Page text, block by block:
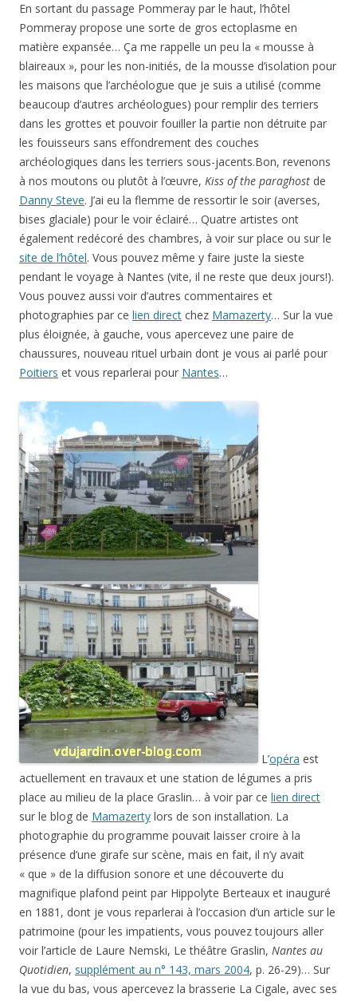
En sortant du passage Pommeray par le haut, l’hôtel
Pommeray propose une sorte de gros ectoplasme en
matière expansée… Ça me rappelle un peu la « mousse à
blaireaux », pour les non-initiés, de la mousse d’isolation pour
les maisons que l’archéologue que je suis a utilisé (comme
beaucoup d’autres archéologues) pour remplir des terriers
dans les grottes et pouvoir fouiller la partie non détruite par
les fouisseurs sans effondrement des couches
archéologiques dans les terriers sous-jacents.Bon, revenons
à nos moutons ou plutôt à l’œuvre, Kiss of the paraghost de
Danny Steve. J’ai eu la flemme de ressortir le soir (averses,
bises glaciale) pour le voir éclairé… Quatre artistes ont
également redécoré des chambres, à voir sur place ou sur le
site de l’hôtel. Vous pouvez même y faire juste la sieste
pendant le voyage à Nantes (vite, il ne reste que deux jours!).
Vous pouvez aussi voir d’autres commentaires et
photographies par ce lien direct chez Mamazerty… Sur la vue
plus éloignée, à gauche, vous apercevez une paire de
chaussures, nouveau rituel urbain dont je vous ai parlé pour
Poitiers et vous reparlerai pour Nantes…
L’opéra est
actuellement en travaux et une station de légumes a pris
place au milieu de la place Graslin… à voir par ce lien direct
sur le blog de Mamazerty lors de son installation. La
photographie du programme pouvait laisser croire à la
présence d’une girafe sur scène, mais en fait, il n’y avait
« que » de la diffusion sonore et une découverte du
magnifique plafond peint par Hippolyte Berteaux et inauguré
en 1881, dont je vous reparlerai à l’occasion d’un article sur le
patrimoine (pour les impatients, vous pouvez toujours aller
voir l’article de Laure Nemski, Le théâtre Graslin, Nantes au
Quotidien, supplément au n° 143, mars 2004, p. 26-29)… Sur
la vue du bas, vous apercevez la brasserie La Cigale, avec ses